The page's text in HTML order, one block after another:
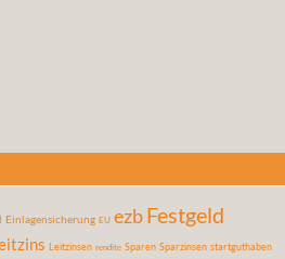
Einlagensicherung EU ezbFestgeld
Leitzinsen rendite Sparen Sparzinsen startguthaben